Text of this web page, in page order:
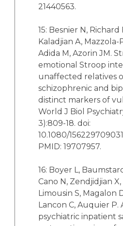
21440563.
15: Besnier N, Richard
Kaladjian A,
Adida M, Azorin JM.
emotional Stroop
unaffected relatives
schizophrenic and
distinct markers of
World J Biol
3):809-18. doi:
10.1080/
PMID: 19707957.
16: Boyer L,
Cano N, Zendjidjian
Limousin S, Magalon
Lancon C, Auquier P.
psychiatric inpatient